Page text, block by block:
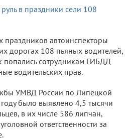
праздников автоинспекторы
дорогах 108 пьяных водителей,
попались сотрудникам ГИБДД
водительских прав.
УМВД России по Липецкой
было выявлено 4,5 тысячи
в их числе 586 липчан,
ответственности за